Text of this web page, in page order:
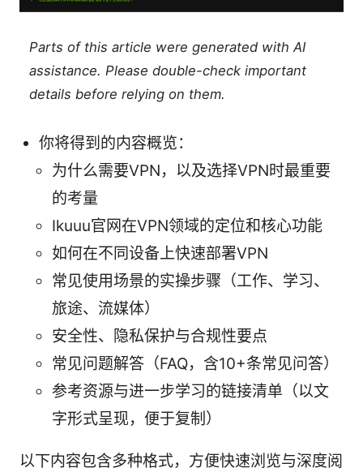
Parts of this article were generated with AI
assistance. Please double-check important
details before relying on them.
你将得到的内容概览：
为什么需要VPN，以及选择VPN时最重要
的考量
Ikuuu官网在VPN领域的定位和核心功能
如何在不同设备上快速部署VPN
常见使用场景的实操步骤（工作、学习、
旅途、流媒体）
安全性、隐私保护与合规性要点
常见问题解答（FAQ，含10+条常见问答）
参考资源与进一步学习的链接清单（以文
字形式呈现，便于复制）
以下内容包含多种格式，方便快速浏览与深度阅